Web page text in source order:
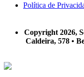
Política de
Copyright 2026,
Caldeira, 578 •